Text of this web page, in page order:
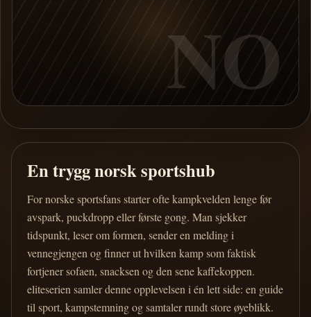
NO
En trygg norsk sportshub
For norske sportsfans starter ofte kampkvelden lenge før
avspark, puckdropp eller første gong. Man sjekker
tidspunkt, leser om formen, sender en melding i
vennegjengen og finner ut hvilken kamp som faktisk
fortjener sofaen, snacksen og den sene kaffekoppen.
eliteserien samler denne opplevelsen i én lett side: en guide
til sport, kampstemning og samtaler rundt store øyeblikk.